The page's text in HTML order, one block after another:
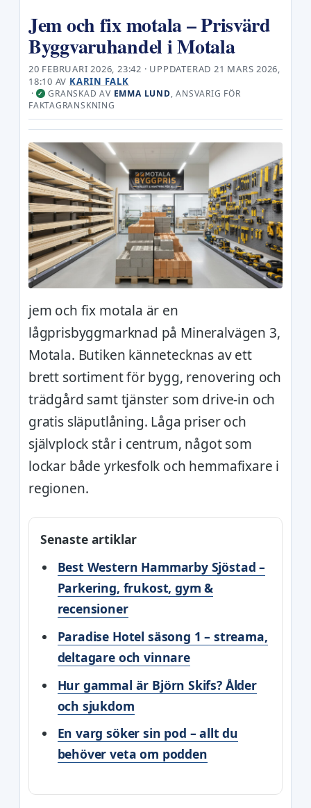
Jem och fix motala – Prisvärd
Byggvaruhandel i Motala
20 FEBRUARI 2026, 23:42 · UPPDATERAD 21 MARS 2026,
18:10 AV KARIN FALK
· ✓ GRANSKAD AV EMMA LUND, ANSVARIG FÖR
FAKTAGRANSKNING
jem och fix motala är en
lågprisbyggmarknad på Mineralvägen 3,
Motala. Butiken kännetecknas av ett
brett sortiment för bygg, renovering och
trädgård samt tjänster som drive-in och
gratis släputlåning. Låga priser och
självplock står i centrum, något som
lockar både yrkesfolk och hemmafixare i
regionen.
Senaste artiklar
Best Western Hammarby Sjöstad –
Parkering, frukost, gym &
recensioner
Paradise Hotel säsong 1 – streama,
deltagare och vinnare
Hur gammal är Björn Skifs? Ålder
och sjukdom
En varg söker sin pod – allt du
behöver veta om podden